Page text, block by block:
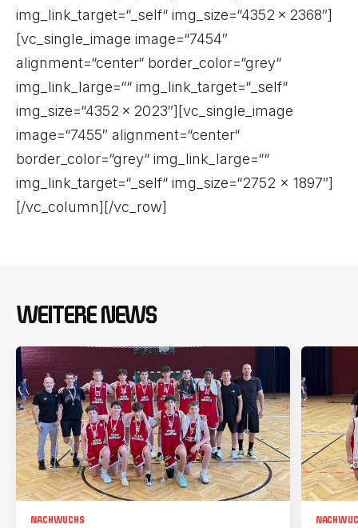
img_link_target=“_self“ img_size=“4352 × 2368″]
[vc_single_image image=“7454″
alignment=“center“ border_color=“grey“
img_link_large=““ img_link_target=“_self“
img_size=“4352 × 2023″][vc_single_image
image=“7455″ alignment=“center“
border_color=“grey“ img_link_large=““
img_link_target=“_self“ img_size=“2752 × 1897″]
[/vc_column][/vc_row]
WEITERE NEWS
NACHWUCHS